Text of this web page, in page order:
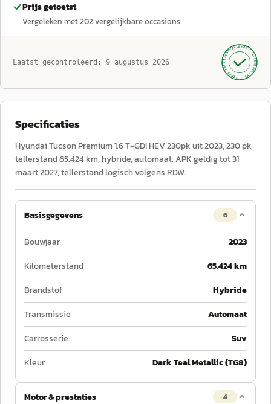
Prijs getoetst
Vergeleken met202 vergelijkbare occasions
Laatst gecontroleerd: 9 augustus 2026 GECONTROLEERD ·
AUTOKOPEN.NL
· SINDS 1999 ·
Specificaties
Hyundai Tucson Premium 1.6 T-GDI HEV 230pk uit 2023, 230 pk,
tellerstand 65.424 km, hybride, automaat. APK geldig tot 31
maart 2027, tellerstand logisch volgens RDW.
Basisgegevens 6
Bouwjaar
2023
Kilometerstand
65.424 km
Brandstof
Hybride
Transmissie
Automaat
Carrosserie
Suv
Kleur
Dark Teal Metallic (TG8)
Motor & prestaties 4